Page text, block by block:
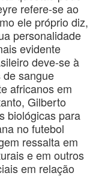
refere-se ao
ele próprio diz,
personalidade
evidente
deve-se à
de sangue
africanos em
Gilberto
biológicas para
no futebol
ressalta em
e em outros
em relação